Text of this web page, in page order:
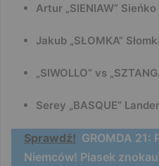
Artur „SIENIAW” Sieńko
Jakub „SŁOMKA”
„SIWOLLO” vs
Serey „BASQUE”
Sprawdź! GROMDA 21:
Niemców! Piasek